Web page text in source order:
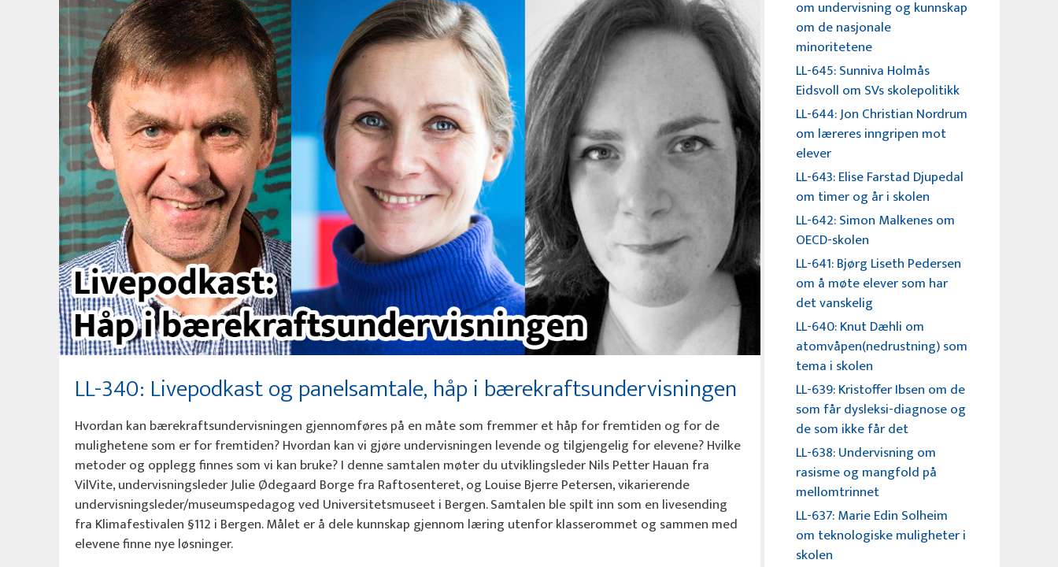
LL-340: Livepodkast og panelsamtale, håp i bærekraftsundervisningen
Hvordan kan bærekraftsundervisningen gjennomføres på en måte som fremmer et håp for fremtiden og for de
mulighetene som er for fremtiden? Hvordan kan vi gjøre undervisningen levende og tilgjengelig for elevene? Hvilke
metoder og opplegg finnes som vi kan bruke? I denne samtalen møter du utviklingsleder Nils Petter Hauan fra
VilVite, undervisningsleder Julie Ødegaard Borge fra Raftosenteret, og Louise Bjerre Petersen, vikarierende
undervisningsleder/museumspedagog ved Universitetsmuseet i Bergen. Samtalen ble spilt inn som en livesending
fra Klimafestivalen §112 i Bergen. Målet er å dele kunnskap gjennom læring utenfor klasserommet og sammen med
elevene finne nye løsninger.
om undervisning og kunnskap
om de nasjonale
minoritetene
LL-645: Sunniva Holmås
Eidsvoll om SVs skolepolitikk
LL-644: Jon Christian Nordrum
om læreres inngripen mot
elever
LL-643: Elise Farstad Djupedal
om timer og år i skolen
LL-642: Simon Malkenes om
OECD-skolen
LL-641: Bjørg Liseth Pedersen
om å møte elever som har
det vanskelig
LL-640: Knut Dæhli om
atomvåpen(nedrustning) som
tema i skolen
LL-639: Kristoffer Ibsen om de
som får dysleksi-diagnose og
de som ikke får det
LL-638: Undervisning om
rasisme og mangfold på
mellomtrinnet
LL-637: Marie Edin Solheim
om teknologiske muligheter i
skolen